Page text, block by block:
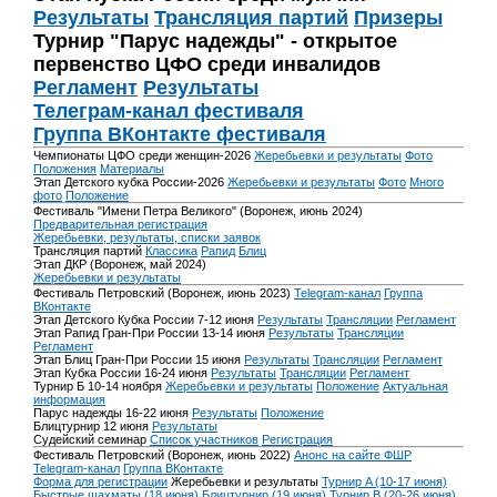
Результаты Трансляция партий Призеры
Турнир "Парус надежды" - открытое
первенство ЦФО среди инвалидов
Регламент Результаты
Телеграм-канал фестиваля
Группа ВКонтакте фестиваля
Чемпионаты ЦФО среди женщин-2026 Жеребьевки и результаты Фото
Положения Материалы
Этап Детского кубка России-2026 Жеребьевки и результаты Фото Много
фото Положение
Фестиваль "Имени Петра Великого" (Воронеж, июнь 2024)
Предварительная регистрация
Жеребьевки, результаты, списки заявок
Трансляция партий Классика Рапид Блиц
Этап ДКР (Воронеж, май 2024)
Жеребьевки и результаты
Фестиваль Петровский (Воронеж, июнь 2023) Telegram-канал Группа
ВКонтакте
Этап Детского Кубка России 7-12 июня Результаты Трансляции Регламент
Этап Рапид Гран-При России 13-14 июня Результаты Трансляции
Регламент
Этап Блиц Гран-При России 15 июня Результаты Трансляции Регламент
Этап Кубка России 16-24 июня Результаты Трансляции Регламент
Турнир Б 10-14 ноября Жеребьевки и результаты Положение Актуальная
информация
Парус надежды 16-22 июня Результаты Положение
Блицтурнир 12 июня Результаты
Судейский семинар Список участников Регистрация
Фестиваль Петровский (Воронеж, июнь 2022) Анонс на сайте ФШР
Telegram-канал Группа ВКонтакте
Форма для регистрации Жеребьевки и результаты Турнир A (10-17 июня)